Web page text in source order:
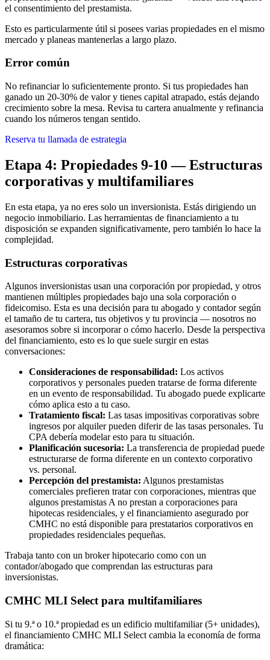
el consentimiento del prestamista.
Esto es particularmente útil si posees varias propiedades en el mismo
mercado y planeas mantenerlas a largo plazo.
Error común
No refinanciar lo suficientemente pronto. Si tus propiedades han
ganado un 20-30% de valor y tienes capital atrapado, estás dejando
crecimiento sobre la mesa. Revisa tu cartera anualmente y refinancia
cuando los números tengan sentido.
Reserva tu llamada de estrategia
Etapa 4: Propiedades 9-10 — Estructuras
corporativas y multifamiliares
En esta etapa, ya no eres solo un inversionista. Estás dirigiendo un
negocio inmobiliario. Las herramientas de financiamiento a tu
disposición se expanden significativamente, pero también lo hace la
complejidad.
Estructuras corporativas
Algunos inversionistas usan una corporación por propiedad, y otros
mantienen múltiples propiedades bajo una sola corporación o
fideicomiso. Esta es una decisión para tu abogado y contador según
el tamaño de tu cartera, tus objetivos y tu provincia — nosotros no
asesoramos sobre si incorporar o cómo hacerlo. Desde la perspectiva
del financiamiento, esto es lo que suele surgir en estas
conversaciones:
Consideraciones de responsabilidad: Los activos
corporativos y personales pueden tratarse de forma diferente
en un evento de responsabilidad. Tu abogado puede explicarte
cómo aplica esto a tu caso.
Tratamiento fiscal: Las tasas impositivas corporativas sobre
ingresos por alquiler pueden diferir de las tasas personales. Tu
CPA debería modelar esto para tu situación.
Planificación sucesoria: La transferencia de propiedad puede
estructurarse de forma diferente en un contexto corporativo
vs. personal.
Percepción del prestamista: Algunos prestamistas
comerciales prefieren tratar con corporaciones, mientras que
algunos prestamistas A no prestan a corporaciones para
hipotecas residenciales, y el financiamiento asegurado por
CMHC no está disponible para prestatarios corporativos en
propiedades residenciales pequeñas.
Trabaja tanto con un broker hipotecario como con un
contador/abogado que comprendan las estructuras para
inversionistas.
CMHC MLI Select para multifamiliares
Si tu 9.ª o 10.ª propiedad es un edificio multifamiliar (5+ unidades),
el financiamiento CMHC MLI Select cambia la economía de forma
dramática: